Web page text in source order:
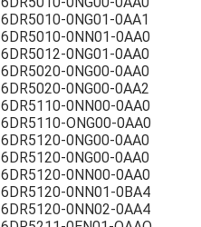
6DR5010-0NG01-0AA1
6DR5010-0NN01-0AA0
6DR5012-0NG01-0AA0
6DR5020-0NG00-0AA0
6DR5020-0NG00-0AA2
6DR5110-0NN00-0AA0
6DR5110-ONG00-0AA0
6DR5120-0NG00-0AA0
6DR5120-0NG00-0AA0
6DR5120-0NN00-0AA0
6DR5120-0NN01-0BA4
6DR5120-0NN02-0AA4